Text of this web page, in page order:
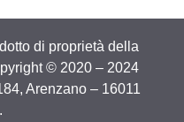
di proprietà della
© 2020 – 2024
Arenzano – 16011